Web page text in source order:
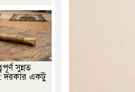
সুন্নত
দরকার একটু